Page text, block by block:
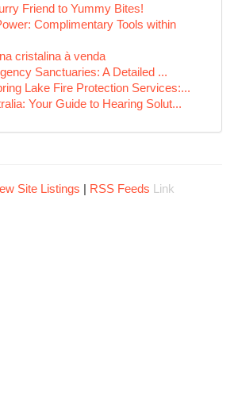
Friend to Yummy Bites!
Complimentary Tools within
cristalina à venda
Sanctuaries: A Detailed ...
Lake Fire Protection Services:...
Your Guide to Hearing Solut...
Site Listings RSS Feeds
Link